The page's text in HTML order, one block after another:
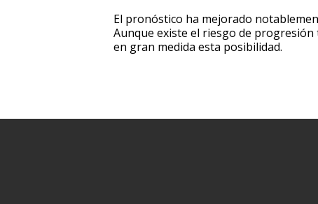
El pronóstico ha mejorado
Aunque existe el riesgo de
en gran medida esta posibilidad.